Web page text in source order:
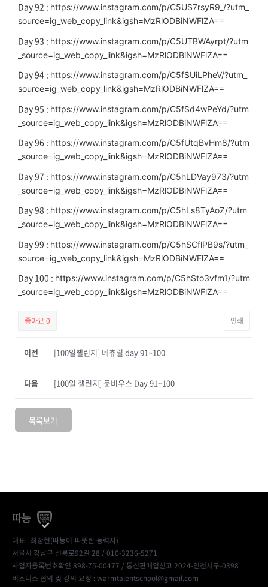
Day 92 : https://www.instagram.com/p/C5US7rsyR9_/?utm_
source=ig_web_copy_link&igsh=MzRlODBiNWFlZA==
Day 93 : https://www.instagram.com/p/C5UTBWAyrpt/?utm
_source=ig_web_copy_link&igsh=MzRlODBiNWFlZA==
Day 94 : https://www.instagram.com/p/C5fSUiLPheV/?utm_
source=ig_web_copy_link&igsh=MzRlODBiNWFlZA==
Day 95 : https://www.instagram.com/p/C5fSd4wPeYd/?utm
_source=ig_web_copy_link&igsh=MzRlODBiNWFlZA==
Day 96 : https://www.instagram.com/p/C5fUtqBvHm8/?utm
_source=ig_web_copy_link&igsh=MzRlODBiNWFlZA==
Day 97 : https://www.instagram.com/p/C5hLDVay973/?utm
_source=ig_web_copy_link&igsh=MzRlODBiNWFlZA==
Day 98 : https://www.instagram.com/p/C5hLs8TyAoZ/?utm
_source=ig_web_copy_link&igsh=MzRlODBiNWFlZA==
Day 99 : https://www.instagram.com/p/C5hSCflPB9s/?utm_
source=ig_web_copy_link&igsh=MzRlODBiNWFlZA==
Day 100 : https://www.instagram.com/p/C5hSto3vfm1/?utm
_source=ig_web_copy_link&igsh=MzRlODBiNWFlZA==
좋아요0 인쇄
이전 [100일챌린지] 네츄럴 day 91~100
[100일 챌린지] 문비우스 Day 91~100
다음
목록보기
따능
대표 : 최창현(따능이-따뜻한 능력자)
서울시 강남구 선릉로92길 28 / 010-3236-5271
사업자등록번호확인:898-75-00477 / 통신판매업신고:2024-인천서구-0398
비즈니스 협의 및 강의 요청 : warmtalentschool@gmail.com